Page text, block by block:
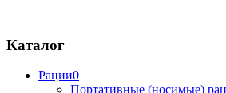
Каталог
Рации0
Портативные (носимые)